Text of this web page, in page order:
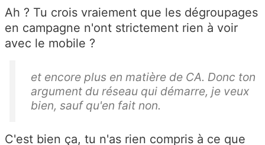
Ah ? Tu crois vraiement que les dégroupages
en campagne n'ont strictement rien à voir
avec le mobile ?
et encore plus en matière de CA. Donc ton
argument du réseau qui démarre, je veux
bien, sauf qu'en fait non.
C'est bien ça, tu n'as rien compris à ce que